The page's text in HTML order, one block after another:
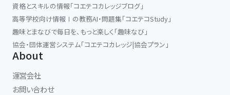
資格とスキルの情報「コエテコカレッジブログ」
高等学校向け情報Ⅰの教務AI・問題集「コエテコStudy」
趣味とまなびで毎日を、もっと楽しく「趣味なび」
協会・団体運営システム「コエテコカレッジ|協会プラン」
About
運営会社
お問い合わせ